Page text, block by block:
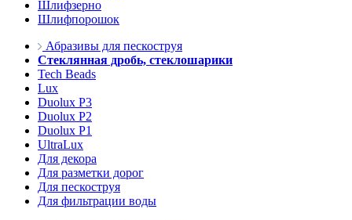
Шлифзерно
Шлифпорошок
Абразивы для пескоструя
Стеклянная дробь, стеклошарики
Tech Beads
Lux
Duolux P3
Duolux P2
Duolux P1
UltraLux
Для декора
Для разметки дорог
Для пескоструя
Для фильтрации воды